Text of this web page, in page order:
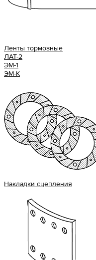
Ленты тормозные
ЛАТ-2
ЭМ-1
ЭМ-К
Накладки сцепления